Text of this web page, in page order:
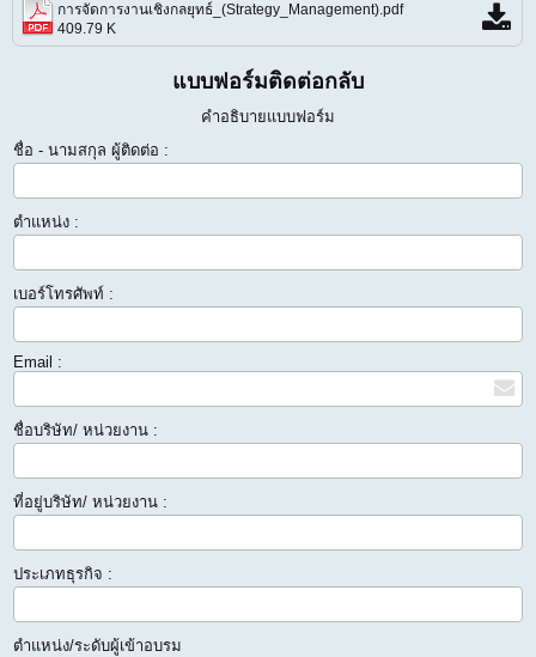
การจัดการงานเชิงกลยุทธ์_(Strategy_Management).pdf
409.79 K
แบบฟอร์มติดต่อกลับ
คำอธิบายแบบฟอร์ม
ชื่อ - นามสกุล ผู้ติดต่อ :
ตำแหน่ง :
เบอร์โทรศัพท์ :
Email :
ชื่อบริษัท/ หน่วยงาน :
ที่อยู่บริษัท/ หน่วยงาน :
ประเภทธุรกิจ :
ตำแหน่ง/ระดับผู้เข้าอบรม